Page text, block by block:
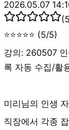
2026.05.07
(5
⭐⭐⭐⭐⭐ (5/5)
강의: 260507 인
록 자동 수집/활
미리님의 인생
직장에서 각종